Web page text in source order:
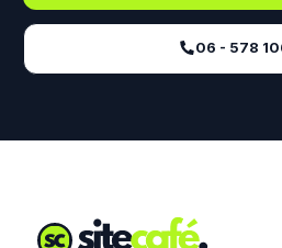
06 - 578